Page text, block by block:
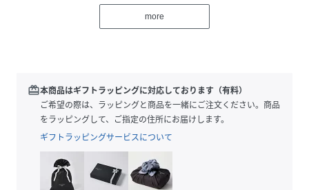
汎用性の高さが魅力のアイテムです。
・トップスインも決まりやすい厚みのあるウエストデザイン
・ウエスト内側ボタンでサイズ調整が可能
・ベルト内側ゴム仕様で快適なフィット感
・ポリエステルでありながら、麻ライクなメランジ調の色合
いが特徴の素材
more
redeem本商品はギフトラッピングに対応しております（有料）
ご希望の際は、ラッピングと商品を一緒にご注文ください。商品
をラッピングして、ご指定の住所にお届けします。
ギフトラッピングサービスについて